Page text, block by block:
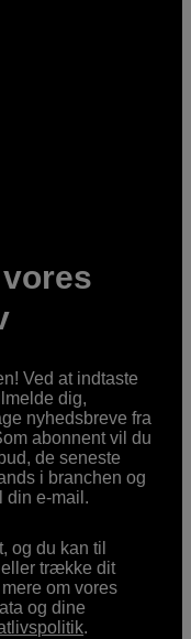
Ved at indtaste
dig,
nyhedsbreve fra
abonnent vil du
de seneste
i branchen og
din e-mail.
og du kan til
trække dit
om vores
og dine
.